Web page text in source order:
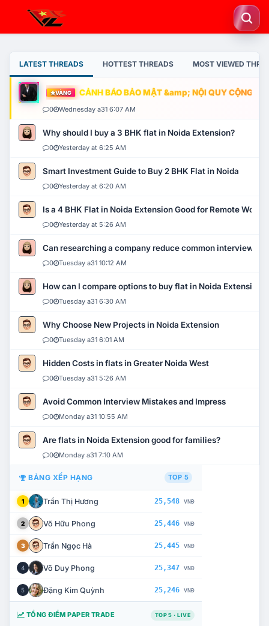
LATEST THREADS HOTTEST THREADS MOST VIEWED
VÀNG CẢNH BÁO BẢO MẬT &amp; NỘI QUY CỘNG
0 Wednesday a31 6:07 AM
Why should I buy a 3 BHK flat in Noida Extension?
0 Yesterday at 6:25 AM
Smart Investment Guide to Buy 2 BHK Flat in Noida
0 Yesterday at 6:20 AM
Is a 4 BHK Flat in Noida Extension Good for Remote Work?
0 Yesterday at 5:26 AM
Can researching a company reduce common interview
0 Tuesday a31 10:12 AM
How can I compare options to buy flat in Noida Extension?
0 Tuesday a31 6:30 AM
Why Choose New Projects in Noida Extension
0 Tuesday a31 6:01 AM
Hidden Costs in flats in Greater Noida West
0 Tuesday a31 5:26 AM
Avoid Common Interview Mistakes and Impress
0 Monday a31 10:55 AM
Are flats in Noida Extension good for families?
0 Monday a31 7:10 AM
BẢNG XẾP HẠNG TOP 5
1 Trần Thị Hương 25,548 VNĐ
2 Võ Hữu Phong 25,446 VNĐ
3 Trần Ngọc Hà 25,445 VNĐ
4 Võ Duy Phong 25,347 VNĐ
5 Đặng Kim Quỳnh 25,246 VNĐ
TỔNG ĐIỂM PAPER TRADE TOP 5 · LIVE